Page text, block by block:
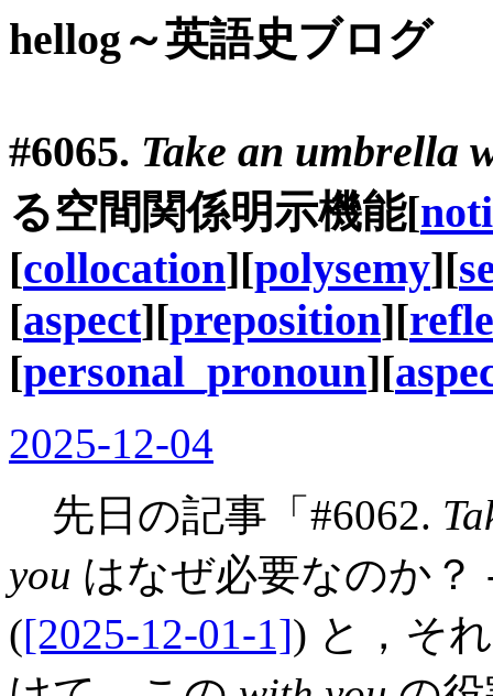
hellog～英語史ブログ
#6065. Take an umbrella
る空間関係明示機能[
[collocation][polysemy][
[aspect][preposition][
[personal_pronoun][
2025-12-04
先日の記事「#6062.
you はなぜ必要なのか？
([2025-12-01-1]) と，そ